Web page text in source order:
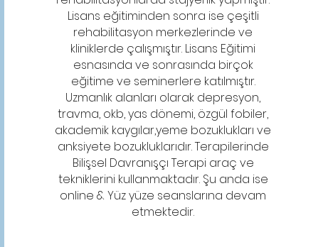
Lisans eğitiminden sonra ise çeşitli
rehabilitasyon merkezlerinde ve
kliniklerde çalışmıştır. Lisans Eğitimi
esnasında ve sonrasında birçok
eğitime ve seminerlere katılmıştır.
Uzmanlık alanları olarak depresyon,
travma, okb, yas dönemi, özgül fobiler,
akademik kaygılar,yeme bozuklukları ve
anksiyete bozukluklarıdır. Terapilerinde
Bilişsel Davranışçı Terapi araç ve
tekniklerini kullanmaktadır. Şu anda ise
online & Yüz yüze seanslarına devam
etmektedir.